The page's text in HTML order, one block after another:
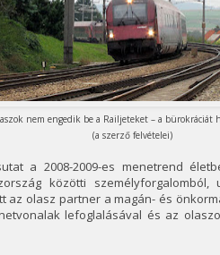
nem engedik be a Railjeteket – a bürokráciát
(a szerző felvételei)
a 2008-2009-es menetrend
közötti
az olasz partner a magán- és
lefoglalásával és az